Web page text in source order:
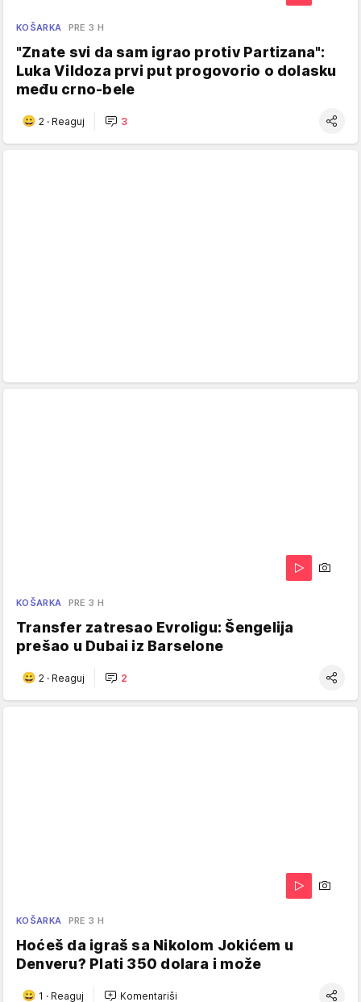
KOŠARKA PRE 3 H
"Znate svi da sam igrao protiv Partizana":
Luka Vildoza prvi put progovorio o dolasku
među crno-bele
2 · Reaguj 3
KOŠARKA PRE 3 H
Transfer zatresao Evroligu: Šengelija
prešao u Dubai iz Barselone
2 · Reaguj 2
KOŠARKA PRE 3 H
Hoćeš da igraš sa Nikolom Jokićem u
Denveru? Plati 350 dolara i može
1 · Reaguj Komentariši